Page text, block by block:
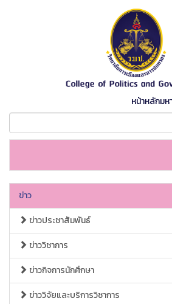
หน้าหลักมห
ข่าว
ข่าวประชาสัมพันธ์
ข่าววิชาการ
ข่าวกิจการนักศึกษา
ข่าววิจัยและบริการวิชาการ